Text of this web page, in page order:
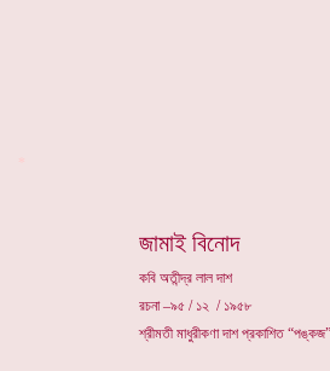
জামাই বিনোদ
কবি অতীন্দ্র লাল দাশ
রচনা –৯৫ / ১২ / ১৯৫৮
শ্রীমতী মাধুরীকণা দাশ প্রকাশিত